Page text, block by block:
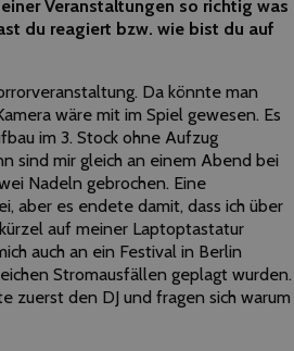
Veranstaltungen so richtig was
du reagiert bzw. wie bist du auf
Da könnte man
wäre mit im Spiel gewesen. Es
im 3. Stock ohne Aufzug
sind mir gleich an einem Abend bei
Nadeln gebrochen. Eine
aber es endete damit, dass ich über
auf meiner Laptoptastatur
auch an ein Festival in Berlin
Stromausfällen geplagt wurden.
zuerst den DJ und fragen sich warum